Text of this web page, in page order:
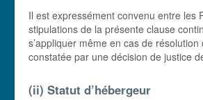
Il est expressément convenu entre les
stipulations de la présente clause
s’appliquer même en cas de
constatée par une décision de justice
(ii) Statut d’hébergeur